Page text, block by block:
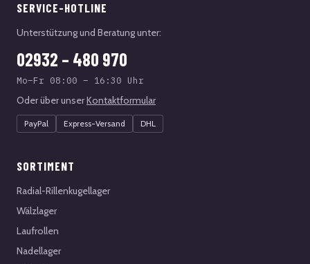
SERVICE-HOTLINE
Unterstützung und Beratung unter:
02932 – 480 970
Mo–Fr 08:00 – 16:30 Uhr
Oder über unserKontaktformular
PayPal Express-Versand DHL
SORTIMENT
Radial-Rillenkugellager
Wälzlager
Laufrollen
Nadellager